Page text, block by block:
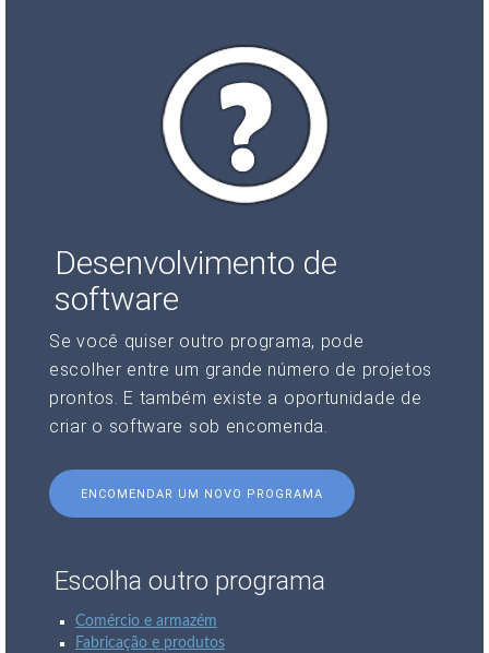
Desenvolvimento de
software
Se você quiser outro programa, pode
escolher entre um grande número de projetos
prontos. E também existe a oportunidade de
criar o software sob encomenda.
ENCOMENDAR UM NOVO PROGRAMA
Escolha outro programa
Comércio e armazém
Fabricação e produtos